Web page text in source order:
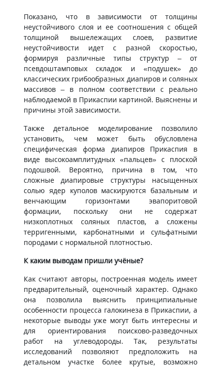
Показано, что в зависимости от толщины
неустойчивого слоя и ее соотношения с общей
толщиной вышележащих слоев, развитие
неустойчивости идет с разной скоростью,
формируя различные типы структур – от
псевдоштамповых складок и «подушек» до
классических грибообразных диапиров и соляных
массивов – в полном соответствии с реально
наблюдаемой в Прикаспии картиной. Выяснены и
причины этой зависимости.
Также детальное моделирование позволило
установить, чем может быть обусловлена
специфическая форма диапиров Прикаспия в
виде высокоамплитудных «пальцев» с плоской
подошвой. Вероятно, причина в том, что
сложные диапировые структуры насыщенных
солью ядер куполов маскируются базальным и
венчающим горизонтами эвапоритовой
формации, поскольку они не содержат
низкоплотных соляных пластов, а сложены
терригенными, карбонатными и сульфатными
породами с нормальной плотностью.
К каким выводам пришли учёные?
Как считают авторы, построенная модель имеет
предварительный, оценочный характер. Однако
она позволила выяснить принципиальные
особенности процесса галокинеза в Прикаспии, а
некоторые выводы уже могут быть интересны и
для ориентирования поисково-разведочных
работ на углеводороды. Так, результаты
исследований позволяют предположить на
детальном участке более крутые, возможно